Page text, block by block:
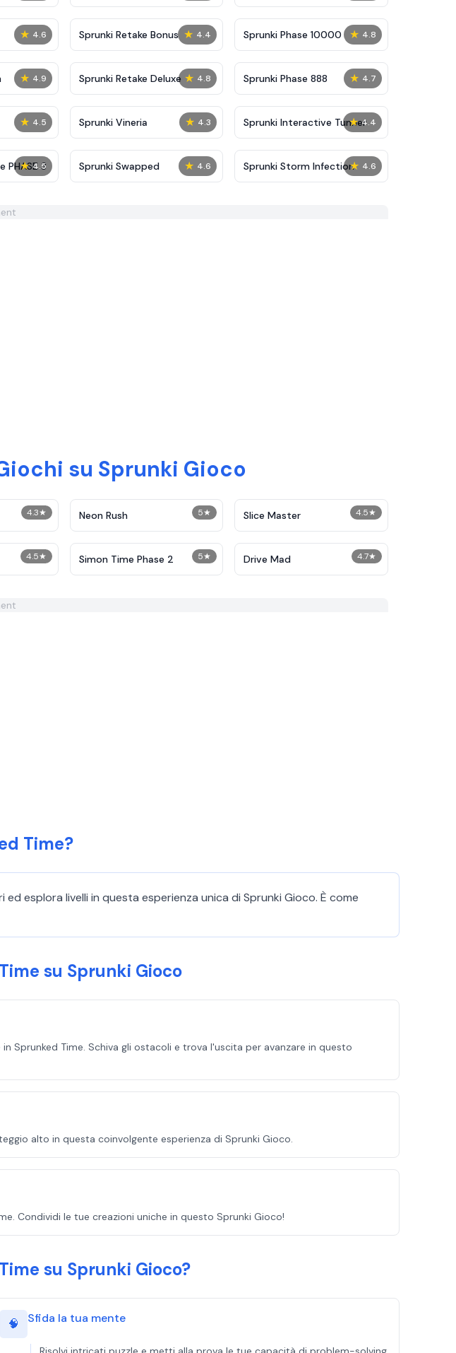
★ 4.6 ★ 4.4
Sprunki Retake Bonus ★ 4.8
Sprunki Phase 10000
★ 4.9 ★ 4.8
Sprunki Retake Deluxe ★ 4.7
Sprunki Phase 888
★ 4.5 ★ 4.3
Sprunki Vineria ★ 4.4
Sprunki Interactive Tunner
★ 4.5
PHASE 3 ★ 4.6
Sprunki Swapped ★ 4.6
Sprunki Storm Infection
su Sprunki Gioco
4.3★ 5★
Neon Rush 4.5★
Slice Master
4.5★ 5★
Simon Time Phase 2 4.7★
Drive Mad
Time?
esplora livelli in questa esperienza unica di Sprunki Gioco. È come
su Sprunki Gioco
Time. Schiva gli ostacoli e trova l'uscita per avanzare in questo
alto in questa coinvolgente esperienza di Sprunki Gioco.
Condividi le tue creazioni uniche in questo Sprunki Gioco!
su Sprunki Gioco?
🧠 Sfida la tua mente